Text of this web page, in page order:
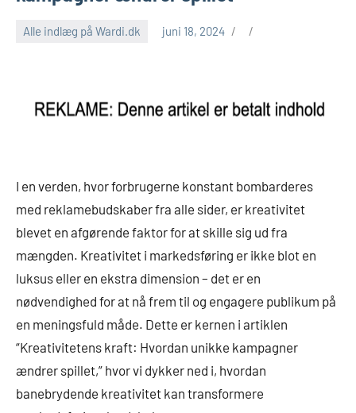
Alle indlæg på Wardi.dk juni 18, 2024
I en verden, hvor forbrugerne konstant bombarderes
med reklamebudskaber fra alle sider, er kreativitet
blevet en afgørende faktor for at skille sig ud fra
mængden. Kreativitet i markedsføring er ikke blot en
luksus eller en ekstra dimension – det er en
nødvendighed for at nå frem til og engagere publikum på
en meningsfuld måde. Dette er kernen i artiklen
“Kreativitetens kraft: Hvordan unikke kampagner
ændrer spillet,” hvor vi dykker ned i, hvordan
banebrydende kreativitet kan transformere